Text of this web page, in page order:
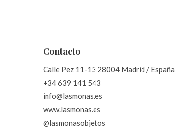
Contacto
Calle Pez 11-13 28004 Madrid / España
+34 639 141 543
info@lasmonas.es
www.lasmonas.es
@lasmonasobjetos